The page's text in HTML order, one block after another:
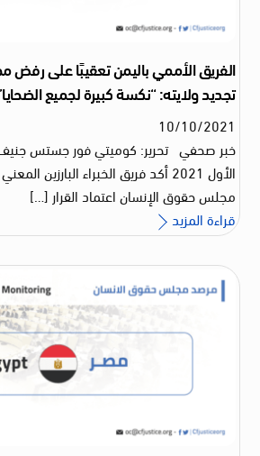
الفريق الأممي باليمن تعقيبًا على
تجديد ولايته: “نكسة كبيرة لجميع
10/10/2021
الأول 2021 أكد فريق الخبراء البارزين
مجلس حقوق الإنسان اعتماد القرار […]
قراءة المزيد